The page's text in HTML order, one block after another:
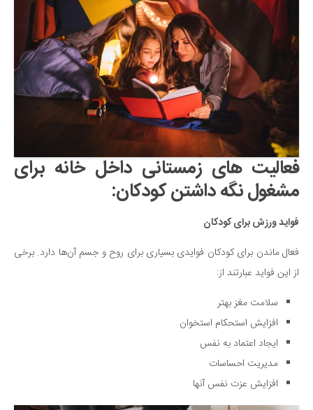
مراکز پزشکی و دارویی
فرهنگ و هنر
سینما و تئاتر
تلویزیون
موسیقی
چهره‌ها
عکاسی و هنرهای تجسمی
کتاب و کتاب‌خوانی
تاریخ
معماری
علمی
فناوری‌ها
نجوم و هوا فضا
زمین و محیط زیست
خودرو
سرگرمی
دانستنی‌ها
فعالیت های زمستانی داخل خانه برای
مشغول نگه داشتن کودکان:
فواید ورزش برای کودکان
فعال ماندن برای کودکان فوایدی بسیاری برای روح و جسم آن‌ها دارد. برخی
از این فواید عبارتند از:
سلامت مغز بهتر
افزایش استحکام استخوان
ایجاد اعتماد به نفس
مدیریت احساسات
افزایش عزت نفس آنها